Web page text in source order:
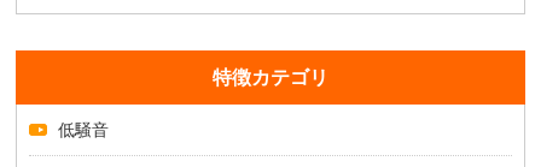
特徴カテゴリ
低騒音